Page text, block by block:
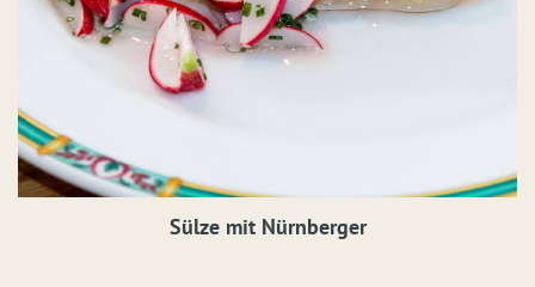
Sülze mit Nürnberger